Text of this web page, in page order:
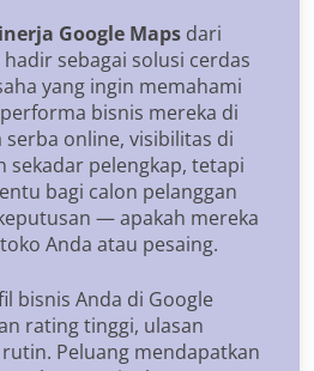
Google Maps dari
sebagai solusi cerdas
yang ingin memahami
bisnis mereka di
online, visibilitas di
sekadar pelengkap, tetapi
bagi calon pelanggan
— apakah mereka
Anda atau pesaing.
bisnis Anda di Google
rating tinggi, ulasan
Peluang mendapatkan